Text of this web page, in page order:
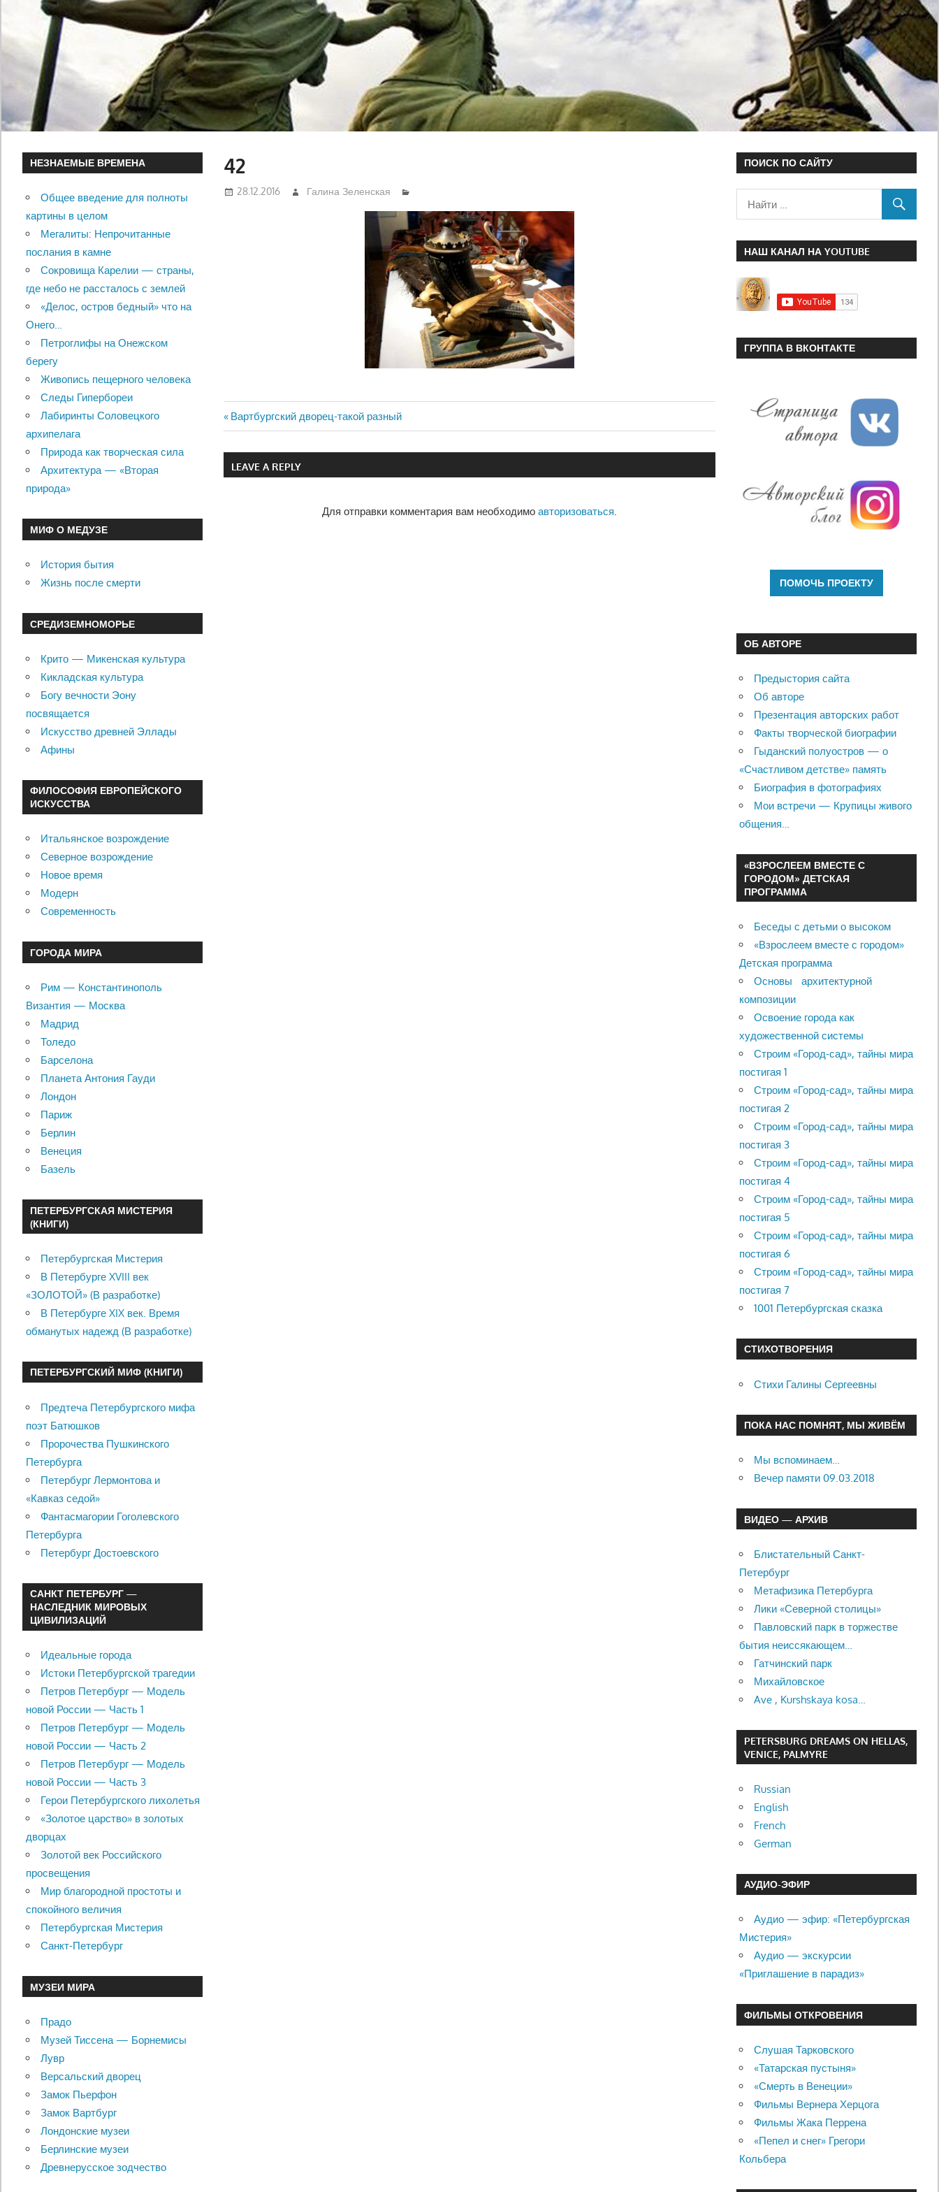
42
28.12.2016 Галина Зеленская
Навигация
по
Previous
Post:
Вартбургский дворец-такой разный
LEAVE A REPLY
Для отправки комментария вам необходимо авторизоваться.
НЕЗНАЕМЫЕ ВРЕМЕНА
Общее введение для полноты
картины в целом
Мегалиты: Непрочитанные
послания в камне
Сокровища Карелии — страны,
где небо не рассталось с землей
«Делос, остров бедный» что на
Онего…
Петроглифы на Онежском
берегу
Живопись пещерного человека
Следы Гипербореи
Лабиринты Соловецкого
архипелага
Природа как творческая сила
Архитектура — «Вторая
природа»
МИФ О МЕДУЗЕ
История бытия
Жизнь после смерти
СРЕДИЗЕМНОМОРЬЕ
Крито — Микенская культура
Кикладская культура
Богу вечности Эону
посвящается
Искусство древней Эллады
Афины
ФИЛОСОФИЯ ЕВРОПЕЙСКОГО
ИСКУССТВА
Итальянское возрождение
Северное возрождение
Новое время
Модерн
Современность
ГОРОДА МИРА
Рим — Константинополь
Византия — Москва
Мадрид
Толедо
Барселона
Планета Антония Гауди
Лондон
Париж
Берлин
Венеция
Базель
ПЕТЕРБУРГСКАЯ МИСТЕРИЯ
(КНИГИ)
Петербургская Мистерия
В Петербурге XVIII век
«ЗОЛОТОЙ» (В разработке)
В Петербурге XIX век. Время
обманутых надежд (В разработке)
ПЕТЕРБУРГСКИЙ МИФ (КНИГИ)
Предтеча Петербургского мифа
поэт Батюшков
Пророчества Пушкинского
Петербурга
Петербург Лермонтова и
«Кавказ седой»
Фантасмагории Гоголевского
Петербурга
Петербург Достоевского
САНКТ ПЕТЕРБУРГ —
НАСЛЕДНИК МИРОВЫХ
ЦИВИЛИЗАЦИЙ
Идеальные города
Истоки Петербургской трагедии
Петров Петербург — Модель
новой России — Часть 1
Петров Петербург — Модель
новой России — Часть 2
Петров Петербург — Модель
новой России — Часть 3
Герои Петербургского лихолетья
«Золотое царство» в золотых
дворцах
Золотой век Российского
просвещения
Мир благородной простоты и
спокойного величия
Петербургская Мистерия
Санкт-Петербург
МУЗЕИ МИРА
Прадо
Музей Тиссена — Борнемисы
Лувр
Версальский дворец
Замок Пьерфон
Замок Вартбург
Лондонские музеи
Берлинские музеи
Древнерусское зодчество
ПОИСК ПО САЙТУ
НАШ КАНАЛ НА YOUTUBE
ГРУППА В ВКОНТАКТЕ
ОБ АВТОРЕ
Предыстория сайта
Об авторе
Презентация авторских работ
Факты творческой биографии
Гыданский полуостров — о
«Счастливом детстве» память
Биография в фотографиях
Мои встречи — Крупицы живого
общения…
«ВЗРОСЛЕЕМ ВМЕСТЕ С
ГОРОДОМ» ДЕТСКАЯ
ПРОГРАММА
Беседы с детьми о высоком
«Взрослеем вместе с городом»
Детская программа
Основы архитектурной
композиции
Освоение города как
художественной системы
Строим «Город-сад», тайны мира
постигая 1
Строим «Город-сад», тайны мира
постигая 2
Строим «Город-сад», тайны мира
постигая 3
Строим «Город-сад», тайны мира
постигая 4
Строим «Город-сад», тайны мира
постигая 5
Строим «Город-сад», тайны мира
постигая 6
Строим «Город-сад», тайны мира
постигая 7
1001 Петербургская сказка
СТИХОТВОРЕНИЯ
Стихи Галины Сергеевны
ПОКА НАС ПОМНЯТ, МЫ ЖИВЁМ
Мы вспоминаем…
Вечер памяти 09.03.2018
ВИДЕО — АРХИВ
Блистательный Санкт-
Петербург
Метафизика Петербурга
Лики «Северной столицы»
Павловский парк в торжестве
бытия неиссякающем…
Гатчинский парк
Михайловское
Ave , Kurshskaya kosa…
PETERSBURG DREAMS ON HELLAS,
VENICE, PALMYRE
Russian
English
French
German
АУДИО-ЭФИР
Аудио — эфир: «Петербургская
Мистерия»
Аудио — экскурсии
«Приглашение в парадиз»
ФИЛЬМЫ ОТКРОВЕНИЯ
Слушая Тарковского
«Татарская пустыня»
«Смерть в Венеции»
Фильмы Вернера Херцога
Фильмы Жака Перрена
«Пепел и снег» Грегори
Кольбера